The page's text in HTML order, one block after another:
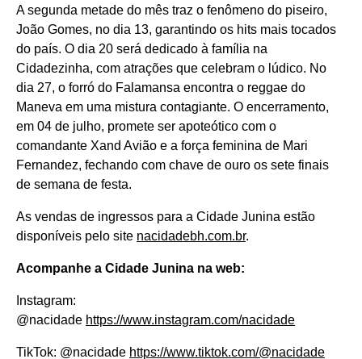
A segunda metade do mês traz o fenômeno do piseiro,
João Gomes, no dia 13, garantindo os hits mais tocados
do país. O dia 20 será dedicado à família na
Cidadezinha, com atrações que celebram o lúdico. No
dia 27, o forró do Falamansa encontra o reggae do
Maneva em uma mistura contagiante. O encerramento,
em 04 de julho, promete ser apoteótico com o
comandante Xand Avião e a força feminina de Mari
Fernandez, fechando com chave de ouro os sete finais
de semana de festa.
As vendas de ingressos para a Cidade Junina estão
disponíveis pelo site nacidadebh.com.br.
Acompanhe a Cidade Junina na web:
Instagram:
@nacidade https://www.instagram.com/nacidade
TikTok: @nacidade https://www.tiktok.com/@nacidade